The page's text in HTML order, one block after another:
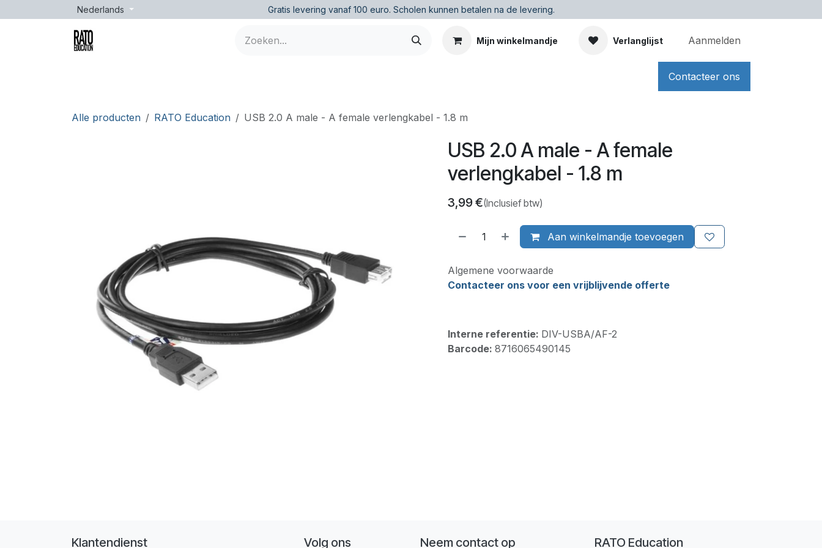
Overslaan naar inhoud
Nederlands Gratis levering vanaf 100 euro. Scholen kunnen betalen na de levering.
Mijn winkelmandje Verlanglijst Aanmelden
Contacteer ons
Alle producten RATO Education USB 2.0 A male - A female verlengkabel - 1.8 m
USB 2.0 A male - A female
verlengkabel - 1.8 m
3,99€(Inclusief btw)
Aan winkelmandje toevoegen
Algemene voorwaarde
Contacteer ons voor een vrijblijvende offerte
Interne referentie: DIV-USBA/AF-2
Barcode: 8716065490145
Klantendienst Volg ons Neem contact op RATO Education